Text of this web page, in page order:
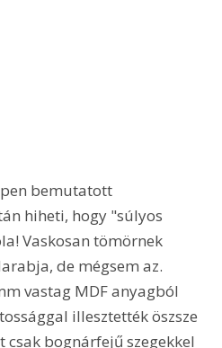
bemutatott
hiheti, hogy "súlyos
Vaskosan tömörnek
de mégsem az.
vastag MDF anyagból
illesztették öszsze
bognárfejű szegekkel